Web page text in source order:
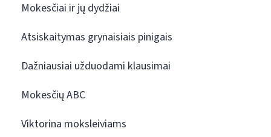
Mokesčiai ir jų dydžiai
Atsiskaitymas grynaisiais pinigais
Dažniausiai užduodami klausimai
Mokesčių ABC
Viktorina moksleiviams